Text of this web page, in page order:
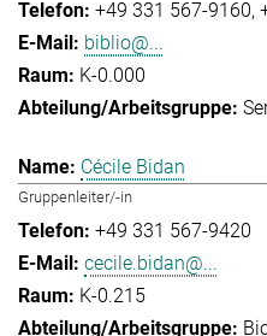
+49 331 567-9160
biblio@...
K-0.000
Cécile Bidan
Gruppenleiter/-in
+49 331 567-9420
cecile.bidan@...
K-0.215